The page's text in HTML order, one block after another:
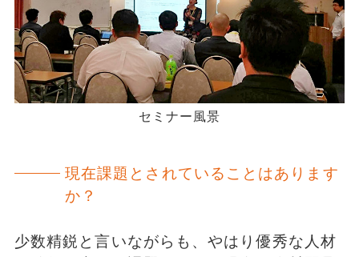
セミナー風景
現在課題とされていることはあります
か？
少数精鋭と言いながらも、やはり優秀な人材